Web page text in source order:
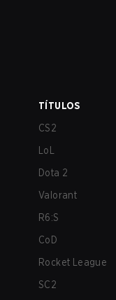
TÍTULOS
CS2
LoL
Dota 2
Valorant
R6:S
CoD
Rocket League
SC2